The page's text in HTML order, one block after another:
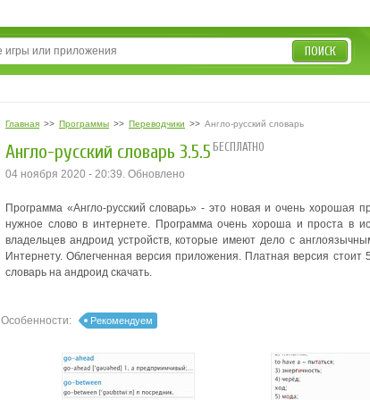
ПОИСК
Главная >> Программы >> Переводчики >> Англо-русский словарь
Англо-русский словарь 3.5.5 БЕСПЛАТНО
04 ноября 2020 - 20:39. Обновлено
Программа «Англо-русский словарь» - это новая и очень хорошая
нужное слово в интернете. Программа очень хороша и проста в
владельцев андроид устройств, которые имеют дело с
Интернету. Облегченная версия приложения. Платная версия
словарь на андроид скачать.
Особенности: Рекомендуем